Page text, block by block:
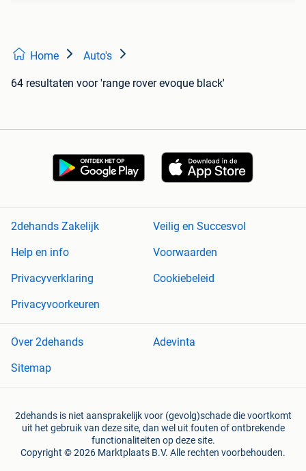
Home Auto's
64 resultaten voor 'range rover evoque black'
2dehands Zakelijk
Veilig en Succesvol
Help en info
Voorwaarden
Privacyverklaring
Cookiebeleid
Privacyvoorkeuren
Over 2dehands
Adevinta
Sitemap
2dehands is niet aansprakelijk voor (gevolg)schade die voortkomt
uit het gebruik van deze site, dan wel uit fouten of ontbrekende
functionaliteiten op deze site.
Copyright © 2026 Marktplaats B.V. Alle rechten voorbehouden.